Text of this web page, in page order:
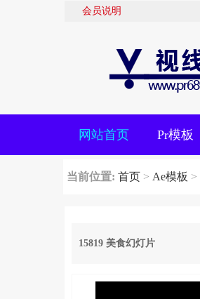
会员说明
网站首页 Pr模板
当前位置: 首页 > Ae模板 >
15819 美食幻灯片